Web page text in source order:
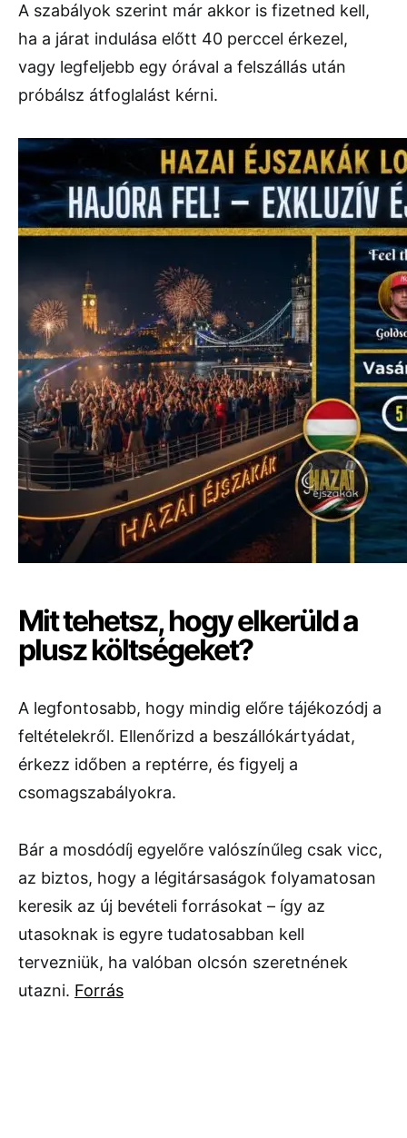
A szabályok szerint már akkor is fizetned kell,
ha a járat indulása előtt 40 perccel érkezel,
vagy legfeljebb egy órával a felszállás után
próbálsz átfoglalást kérni.
Mit tehetsz, hogy elkerüld a
plusz költségeket?
A legfontosabb, hogy mindig előre tájékozódj a
feltételekről. Ellenőrizd a beszállókártyádat,
érkezz időben a reptérre, és figyelj a
csomagszabályokra.
Bár a mosdódíj egyelőre valószínűleg csak vicc,
az biztos, hogy a légitársaságok folyamatosan
keresik az új bevételi forrásokat – így az
utasoknak is egyre tudatosabban kell
tervezniük, ha valóban olcsón szeretnének
utazni. Forrás